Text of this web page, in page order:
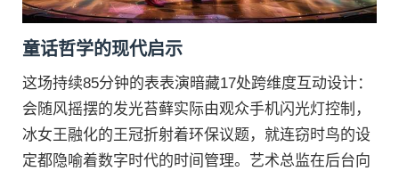
童话哲学的现代启示
这场持续85分钟的表表演暗藏17处跨维度互动设计：
会随风摇摆的发光苔藓实际由观众手机闪光灯控制，
冰女王融化的王冠折射着环保议题，就连窃时鸟的设
定都隐喻着数字时代的时间管理。艺术总监在后台向